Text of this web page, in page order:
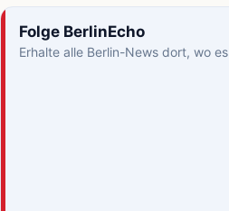
Folge BerlinEcho
Erhalte alle Berlin-News dort, wo